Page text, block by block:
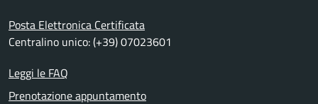
Posta Elettronica Certificata
Centralino unico: (+39) 07023601
Leggi le FAQ
Prenotazione appuntamento